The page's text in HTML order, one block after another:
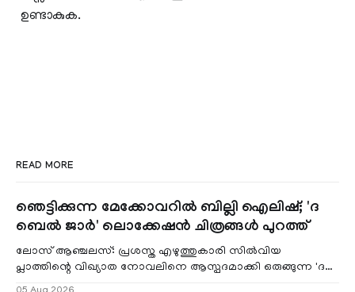
ഉണ്ടാകുക.
READ MORE
ഞെട്ടിക്കുന്ന മേക്കോവറിൽ ബില്ലി ഐലിഷ്; 'ദ
ബെൽ ജാർ' ലൊക്കേഷൻ ചിത്രങ്ങൾ പുറത്ത്
ലോസ് ആഞ്ചലസ്: പ്രശസ്ത എഴുത്തുകാരി സിൽവിയ
പ്ലാത്തിന്റെ വിഖ്യാത നോവലിനെ ആസ്പദമാക്കി ഒരുങ്ങുന്ന 'ദ